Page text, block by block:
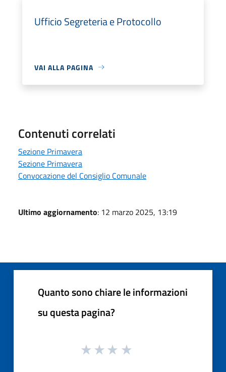
Ufficio Segreteria e Protocollo
VAI ALLA PAGINA
Contenuti correlati
Sezione Primavera
Sezione Primavera
Convocazione del Consiglio Comunale
Ultimo aggiornamento: 12 marzo 2025, 13:19
Quanto sono chiare le informazioni
su questa pagina?